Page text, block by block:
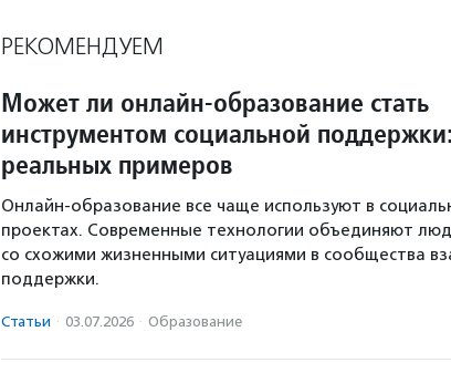
РЕКОМЕНДУЕМ
Может ли онлайн-образование стать
инструментом социальной
реальных примеров
Онлайн-образование все чаще используют в
проектах. Современные технологии объединяют
со схожими жизненными ситуациями в сообщества
поддержки.
Статьи · 03.07.2026 · Образование